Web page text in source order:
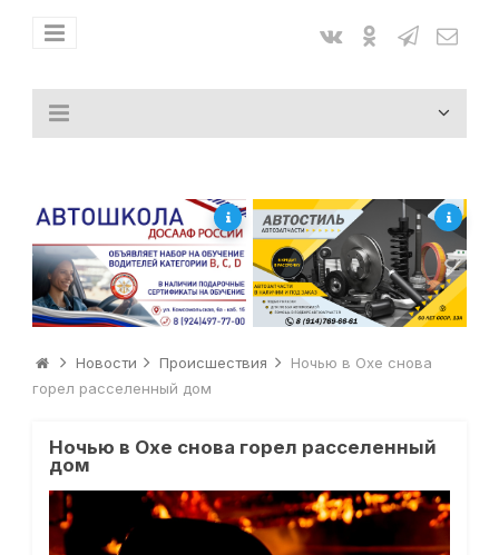
Новости Происшествия
Ночью в Охе снова
горел расселенный дом
Ночью в Охе снова горел расселенный
дом